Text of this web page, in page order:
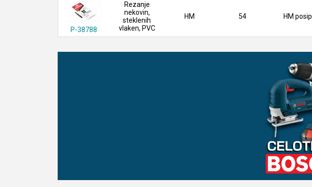
P-38788
Rezanje
nekovin,
steklenih
vlaken, PVC
HM 54 HM posip